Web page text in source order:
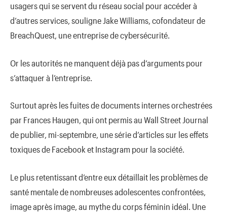
usagers qui se servent du réseau social pour accéder à
d’autres services, souligne Jake Williams, cofondateur de
BreachQuest, une entreprise de cybersécurité.
Or les autorités ne manquent déjà pas d’arguments pour
s’attaquer à l’entreprise.
Surtout après les fuites de documents internes orchestrées
par Frances Haugen, qui ont permis au Wall Street Journal
de publier, mi-septembre, une série d’articles sur les effets
toxiques de Facebook et Instagram pour la société.
Le plus retentissant d’entre eux détaillait les problèmes de
santé mentale de nombreuses adolescentes confrontées,
image après image, au mythe du corps féminin idéal. Une